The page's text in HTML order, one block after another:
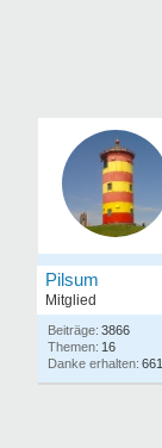
Pilsum
Mitglied
3866
16